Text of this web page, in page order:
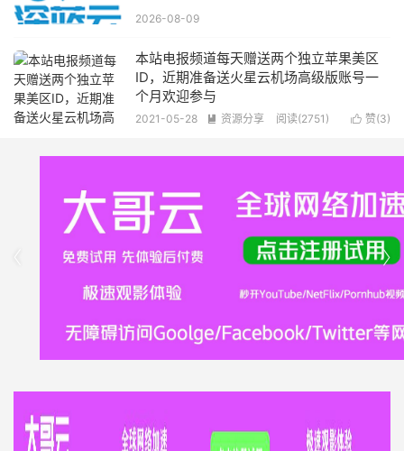
2026-08-09
本站电报频道每天赠送两个独立苹果美区
ID，近期准备送火星云机场高级版账号一
个月欢迎参与
 赞(3)
2021-05-28  资源分享 阅读(2751)
